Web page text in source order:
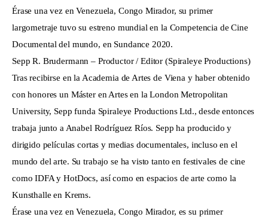
Érase una vez en Venezuela, Congo Mirador, su primer
largometraje tuvo su estreno mundial en la Competencia de Cine
Documental del mundo, en Sundance 2020.
Sepp R. Brudermann – Productor / Editor (Spiraleye Productions)
Tras recibirse en la Academia de Artes de Viena y haber obtenido
con honores un Máster en Artes en la London Metropolitan
University, Sepp funda Spiraleye Productions Ltd., desde entonces
trabaja junto a Anabel Rodríguez Ríos. Sepp ha producido y
dirigido películas cortas y medias documentales, incluso en el
mundo del arte. Su trabajo se ha visto tanto en festivales de cine
como IDFA y HotDocs, así como en espacios de arte como la
Kunsthalle en Krems.
Érase una vez en Venezuela, Congo Mirador, es su primer